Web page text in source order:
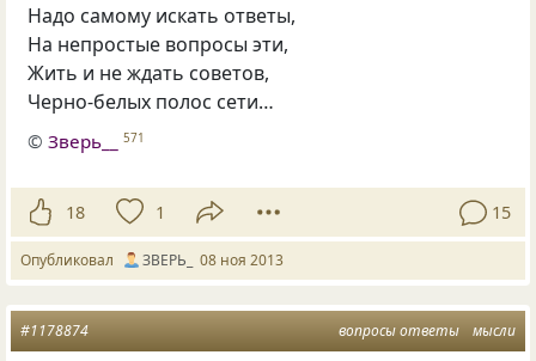
Надо самому искать ответы,
На непростые вопросы эти,
Жить и не ждать советов,
Черно-белых полос сети…
©Зверь__ 571
18 1 15
Опубликовал ЗВЕРЬ_ 08 ноя 2013
вопросы ответы мысли
#1178874